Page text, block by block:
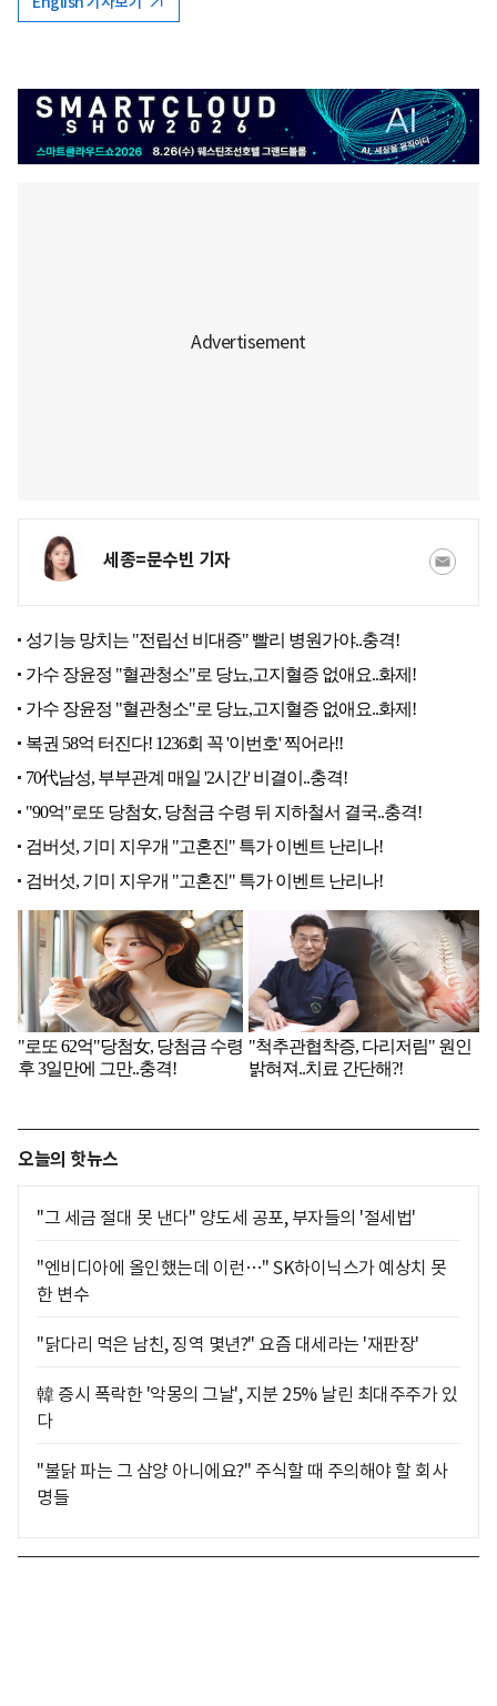
세종=문수빈 기자
오늘의 핫뉴스
"그 세금 절대 못 낸다" 양도세 공포, 부자들의 '절세법'
"엔비디아에 올인했는데 이런…" SK하이닉스가 예상치 못
한 변수
"닭다리 먹은 남친, 징역 몇년?" 요즘 대세라는 '재판장'
韓 증시 폭락한 '악몽의 그날', 지분 25% 날린 최대주주가 있
다
"불닭 파는 그 삼양 아니에요?" 주식할 때 주의해야 할 회사
명들